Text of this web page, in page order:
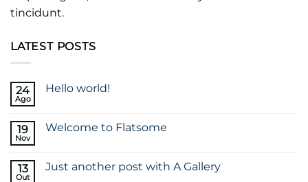
tincidunt.
LATEST POSTS
24
Ago
Hello world!
Hello
19
Nov
Welcome to Flatsome
Welcome
13
Out
Just another post with A Gallery